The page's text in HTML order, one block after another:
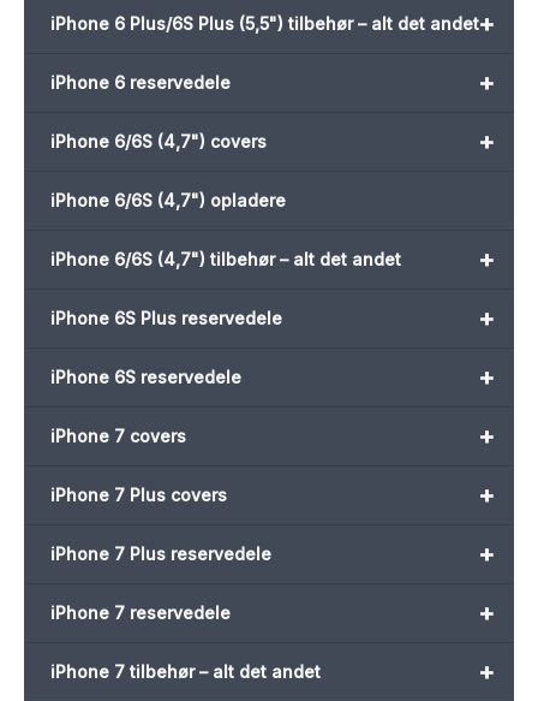
+
iPhone 6 Plus/6S Plus (5,5") tilbehør – alt det andet
+
iPhone 6 reservedele
+
iPhone 6/6S (4,7") covers
iPhone 6/6S (4,7") opladere
+
iPhone 6/6S (4,7") tilbehør – alt det andet
+
iPhone 6S Plus reservedele
+
iPhone 6S reservedele
+
iPhone 7 covers
+
iPhone 7 Plus covers
+
iPhone 7 Plus reservedele
+
iPhone 7 reservedele
+
iPhone 7 tilbehør – alt det andet